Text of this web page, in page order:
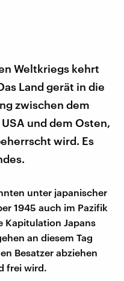
Weltkriegs kehrt
Land gerät in die
zwischen dem
und dem Osten,
wird. Es
unter japanischer
1945 auch im Pazifik
Kapitulation Japans
an diesem Tag
Besatzer abziehen
frei wird.